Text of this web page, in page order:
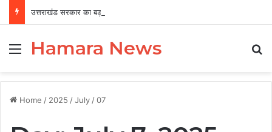
MenuHamara News
Home / 2025 /July /07